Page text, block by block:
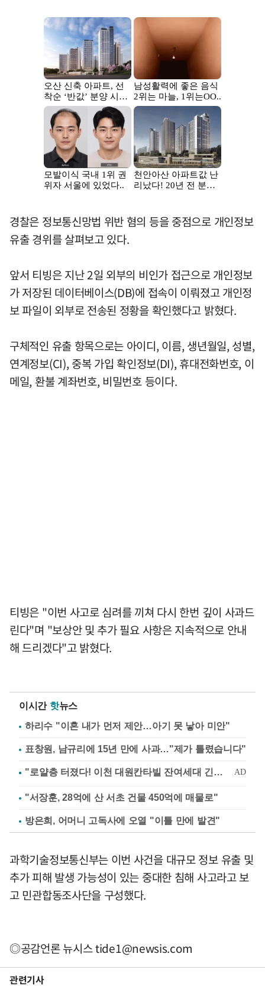
경찰은 정보통신망법 위반 혐의 등을 중점으로 개인정보
유출 경위를 살펴보고 있다.
앞서 티빙은 지난 2일 외부의 비인가 접근으로 개인정보
가 저장된 데이터베이스(DB)에 접속이 이뤄졌고 개인정
보 파일이 외부로 전송된 정황을 확인했다고 밝혔다.
구체적인 유출 항목으로는 아이디, 이름, 생년월일, 성별,
연계정보(CI), 중복 가입 확인정보(DI), 휴대전화번호, 이
메일, 환불 계좌번호, 비밀번호 등이다.
티빙은 "이번 사고로 심려를 끼쳐 다시 한번 깊이 사과드
린다"며 "보상안 및 추가 필요 사항은 지속적으로 안내
해 드리겠다"고 밝혔다.
이시간 핫뉴스
하리수 "이혼 내가 먼저 제안…아기 못 낳아 미안"
표창원, 남규리에 15년 만에 사과…"제가 틀렸습니다"
"서장훈, 28억에 산 서초 건물 450억에 매물로"
방은희, 어머니 고독사에 오열 "이틀 만에 발견"
과학기술정보통신부는 이번 사건을 대규모 정보 유출 및
추가 피해 발생 가능성이 있는 중대한 침해 사고라고 보
고 민관합동조사단을 구성했다.
◎공감언론 뉴시스tide1@newsis.com
관련기사